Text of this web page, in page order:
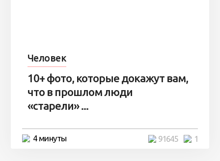
Человек
10+ фото, которые докажут вам,
что в прошлом люди
«старели» ...
4 минуты 1
91645